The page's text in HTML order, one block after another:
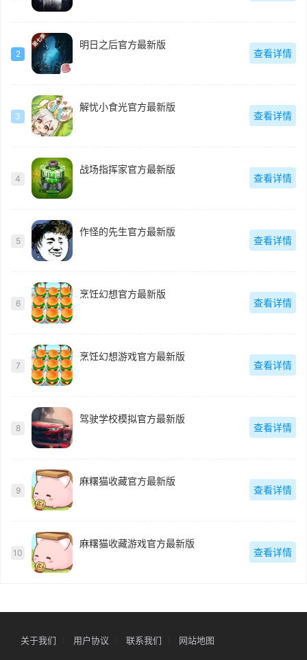
2
明日之后官方最新版
查看详情
3
解忧小食光官方最新版
查看详情
4
战场指挥家官方最新版
查看详情
5
作怪的先生官方最新版
查看详情
6
烹饪幻想官方最新版
查看详情
7
烹饪幻想游戏官方最新版
查看详情
8
驾驶学校模拟官方最新版
查看详情
9
麻糬猫收藏官方最新版
查看详情
10
麻糬猫收藏游戏官方最新版
查看详情
关于我们 用户协议 联系我们 网站地图